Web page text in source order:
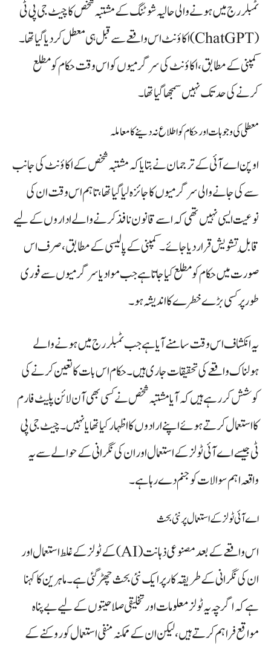
ٹمبلر رج میں ہونے والی حالیہ شوٹنگ کے مشتبہ شخص کا چیٹ جی پی ٹی
(ChatGPT) اکاؤنٹ اس واقعے سے قبل ہی معطل کر دیا گیا تھا۔
کمپنی کے مطابق، اکاؤنٹ کی سرگرمیوں کو اس وقت حکام کو مطلع
کرنے کی حد تک نہیں سمجھا گیا تھا۔
معطلی کی وجوہات اور حکام کو اطلاع نہ دینے کا معاملہ
اوپن اے آئی کے ترجمان نے بتایا کہ مشتبہ شخص کے اکاؤنٹ کی جانب
سے کی جانے والی سرگرمیوں کا جائزہ لیا گیا تھا، تاہم اس وقت ان کی
نوعیت ایسی نہیں تھی کہ اسے قانون نافذ کرنے والے اداروں کے لیے
قابلِ تشویش قرار دیا جائے۔ کمپنی کے پالیسی کے مطابق، صرف اس
صورت میں حکام کو مطلع کیا جاتا ہے جب مواد یا سرگرمیوں سے فوری
طور پر کسی بڑے خطرے کا اندیشہ ہو۔
یہ انکشاف اس وقت سامنے آیا ہے جب ٹمبلر رج میں ہونے والے
ہولناک واقعے کی تحقیقات جاری ہیں۔ حکام اس بات کا تعین کرنے کی
کوشش کر رہے ہیں کہ آیا مشتبہ شخص نے کسی بھی آن لائن پلیٹ فارم
کا استعمال کرتے ہوئے اپنے ارادوں کا اظہار کیا تھا یا نہیں۔ چیٹ جی پی
ٹی جیسے اے آئی ٹولز کے استعمال اور ان کی نگرانی کے حوالے سے یہ
واقعہ اہم سوالات کو جنم دے رہا ہے۔
اے آئی ٹولز کے استعمال پر نئی بحث
اس واقعے کے بعد مصنوعی ذہانت (AI) کے ٹولز کے غلط استعمال اور
ان کی نگرانی کے طریقہ کار پر ایک نئی بحث چھڑ گئی ہے۔ ماہرین کا کہنا
ہے کہ اگرچہ یہ ٹولز معلومات اور تخلیقی صلاحیتوں کے لیے بے پناہ
مواقع فراہم کرتے ہیں، لیکن ان کے ممکنہ منفی استعمال کو روکنے کے